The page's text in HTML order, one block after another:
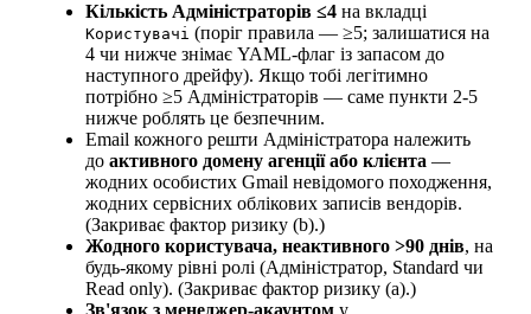
Кількість Адміністраторів ≤4 на вкладці
Користувачі (поріг правила — ≥5; залишатися на
4 чи нижче знімає YAML-флаг із запасом до
наступного дрейфу). Якщо тобі легітимно
потрібно ≥5 Адміністраторів — саме пункти 2-5
нижче роблять це безпечним.
Email кожного решти Адміністратора належить
до активного домену агенції або клієнта —
жодних особистих Gmail невідомого походження,
жодних сервісних облікових записів вендорів.
(Закриває фактор ризику (b).)
Жодного користувача, неактивного >90 днів, на
будь-якому рівні ролі (Адміністратор, Standard чи
Read only). (Закриває фактор ризику (a).)
Зв'язок з менеджер-акаунтом у